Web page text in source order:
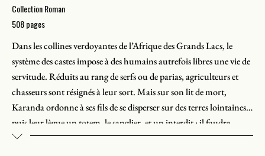
Collection Roman
508 pages
Dans les collines verdoyantes de l’Afrique des Grands Lacs, le
système des castes impose à des humains autrefois libres une vie de
servitude. Réduits au rang de serfs ou de parias, agriculteurs et
chasseurs sont résignés à leur sort. Mais sur son lit de mort,
Karanda ordonne à ses fils de se disperser sur des terres lointaines,
puis leur lègue un totem, le sanglier, et un interdit : il faudra
désormais refuser les cadeaux empoisonnés des pasteurs. Pendant